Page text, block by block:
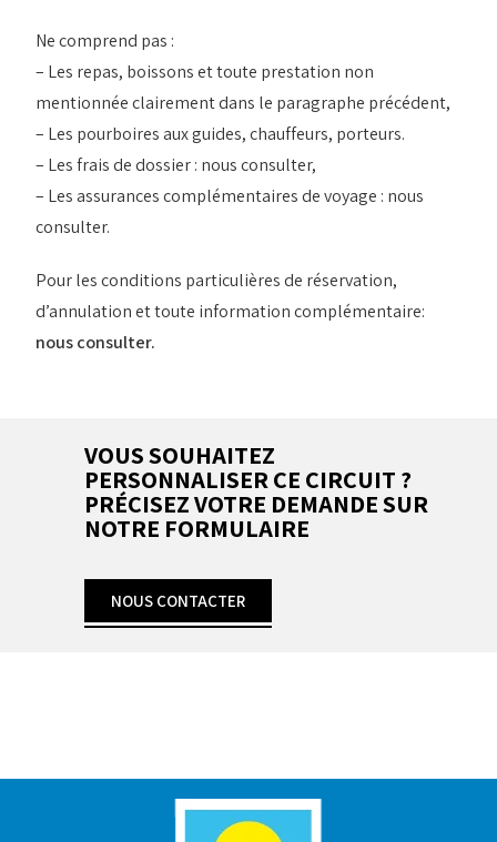
Ne comprend pas :
– Les repas, boissons et toute prestation non
mentionnée clairement dans le paragraphe précédent,
– Les pourboires aux guides, chauffeurs, porteurs.
– Les frais de dossier : nous consulter,
– Les assurances complémentaires de voyage : nous
consulter.
Pour les conditions particulières de réservation,
d’annulation et toute information complémentaire:
nous consulter.
VOUS SOUHAITEZ
PERSONNALISER CE CIRCUIT ?
PRÉCISEZ VOTRE DEMANDE SUR
NOTRE FORMULAIRE
NOUS CONTACTER